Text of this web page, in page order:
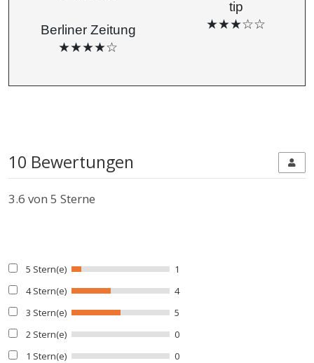
Berliner Zeitung
★★★★☆
tip
★★★☆☆
10 Bewertungen
3.6 von 5 Sterne
5 Stern(e)
1
4 Stern(e)
4
3 Stern(e)
5
2 Stern(e)
0
1 Stern(e)
0